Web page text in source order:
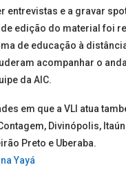
entrevistas e a gravar
edição do material foi
de educação à
acompanhar o
da AIC.
em que a VLI atua
Divinópolis,
Preto e Uberaba.